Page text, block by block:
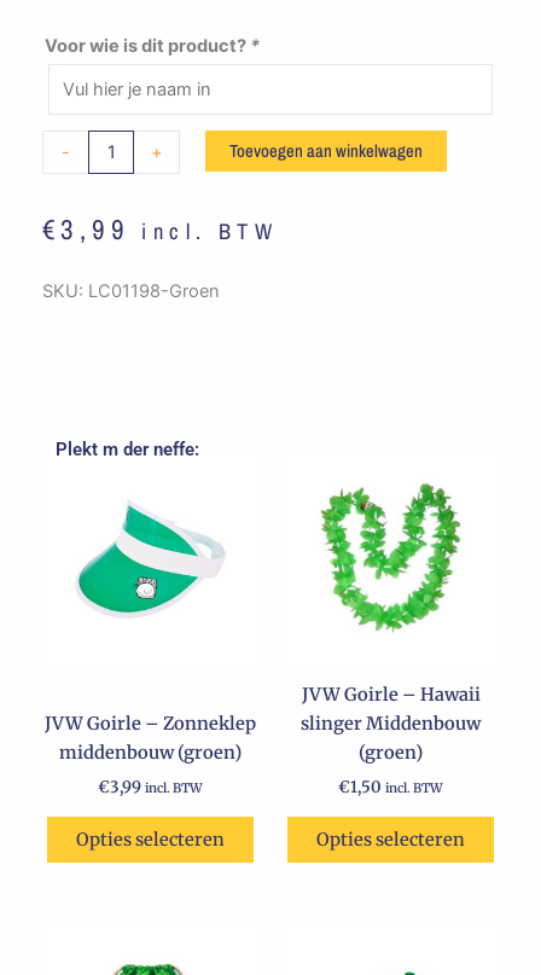
Voor wie is dit product? *
-
-
Bandana
Middenbouw
(groen)
aantal
+ Toevoegen aan winkelwagen
€3,99 incl. BTW
SKU: LC01198-Groen
Plekt m der neffe:
JVW Goirle – Zonneklep
middenbouw (groen)
€3,99 incl. BTW
Opties selecteren
JVW Goirle – Hawaii
slinger Middenbouw
(groen)
€1,50 incl. BTW
Opties selecteren